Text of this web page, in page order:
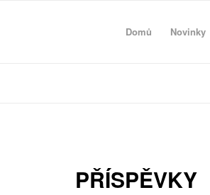
Domů Novinky
PŘÍSPĚVKY